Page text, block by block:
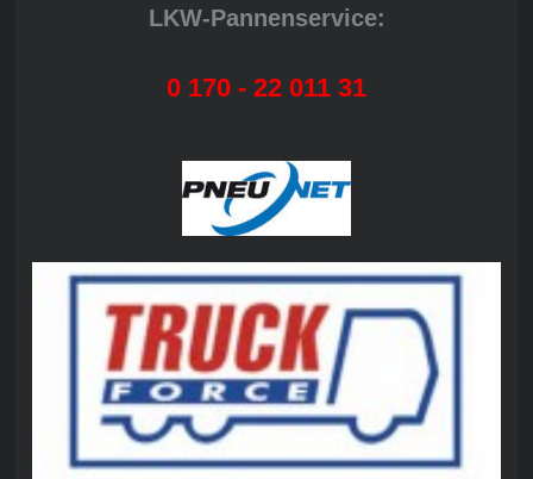
LKW-Pannenservice:
0 170 - 22 011 31